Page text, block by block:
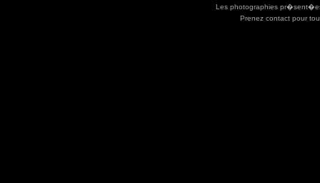
Les photographies
Prenez contact pour